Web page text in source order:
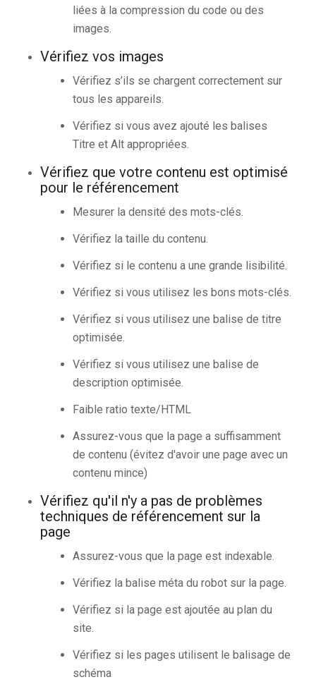
liées à la compression du code ou des
images.
Vérifiez vos images
Vérifiez s’ils se chargent correctement sur
tous les appareils.
Vérifiez si vous avez ajouté les balises
Titre et Alt appropriées.
Vérifiez que votre contenu est optimisé
pour le référencement
Mesurer la densité des mots-clés.
Vérifiez la taille du contenu.
Vérifiez si le contenu a une grande lisibilité.
Vérifiez si vous utilisez les bons mots-clés.
Vérifiez si vous utilisez une balise de titre
optimisée.
Vérifiez si vous utilisez une balise de
description optimisée.
Faible ratio texte/HTML
Assurez-vous que la page a suffisamment
de contenu (évitez d'avoir une page avec un
contenu mince)
Vérifiez qu'il n'y a pas de problèmes
techniques de référencement sur la
page
Assurez-vous que la page est indexable.
Vérifiez la balise méta du robot sur la page.
Vérifiez si la page est ajoutée au plan du
site.
Vérifiez si les pages utilisent le balisage de
schéma